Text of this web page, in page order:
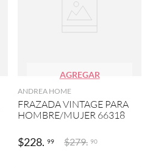
AGREGAR
ANDREA HOME
FRAZADA VINTAGE PARA
HOMBRE/MUJER 66318
$228. 99 $279. 90